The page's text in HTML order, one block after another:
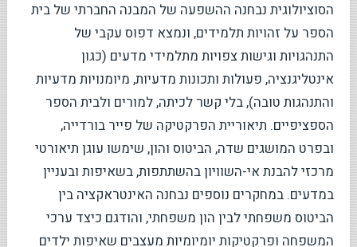
הסוציולוגית נבחנה ההשפעה של המבנה החברתי של בית
הספר על זהויות תלמידים, ונמצא דפוס עקבי של
התנהגויות וגישות צפויות מתלמידי מדעים (כגון
אינטליגנציה, פעולות ותכונות מדעיות, מיומנויות מדעיות
והתנהגות טובה), בלי קשר לכיתה, למורים ולבית הספר
הספציפיים. תיאוריית הפרקטיקה של פייר בורדייה,
ובפרט המושגים שדה, הביטוס והון, שימשו עוגן תיאורטי
מרכזי להבנת אי-השוויון בהשתתפות, בשאיפות ובעניין
במדעים. במחקרים נוספים נבחנה האינטראקציה בין
הביטוס משפחתי לבין הון משפחתי, והודגם כיצד ערכי
המשפחה ופרקטיקות יומיומיות מעצבים שאיפות ילדים